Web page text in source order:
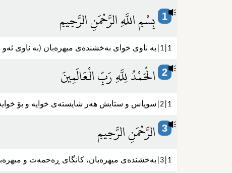
1 بِسْمِ اللَّهِ الرَّحْمَنِ الرَّحِيمِ
1|1|به ناوی خوای به‌خشنده‌ی میهره‌بان (به ناوی ئه‌و خوایه‌ی كانگای ڕه‌حمه‌ت و سۆزو به‌زه‌ییه‌).
2 الْحَمْدُ لِلَّهِ رَبِّ الْعَالَمِينَ
1|2|‌سوپاس و ستایش هه‌ر شایسته‌ی خوایه و بۆ خوایه‌، که خاوه‌ن و په‌روه‌ردگاری هه‌موو جیهانیان و هه‌موو بوونه‌وه‌ره.
3 الرَّحْمَنِ الرَّحِيمِ
1|3|به‌خشنده‌ی میهره‌بان‌، کانگای ڕه‌حمه‌ت و میهره‌بانیه (ڕه‌حمه‌تی له دنیادا هه‌موو شتێکی گرتۆته‌وه‌، به‌ڵام له قیامه‌تدا ته‌نها بۆ ئیماندارانه‌).